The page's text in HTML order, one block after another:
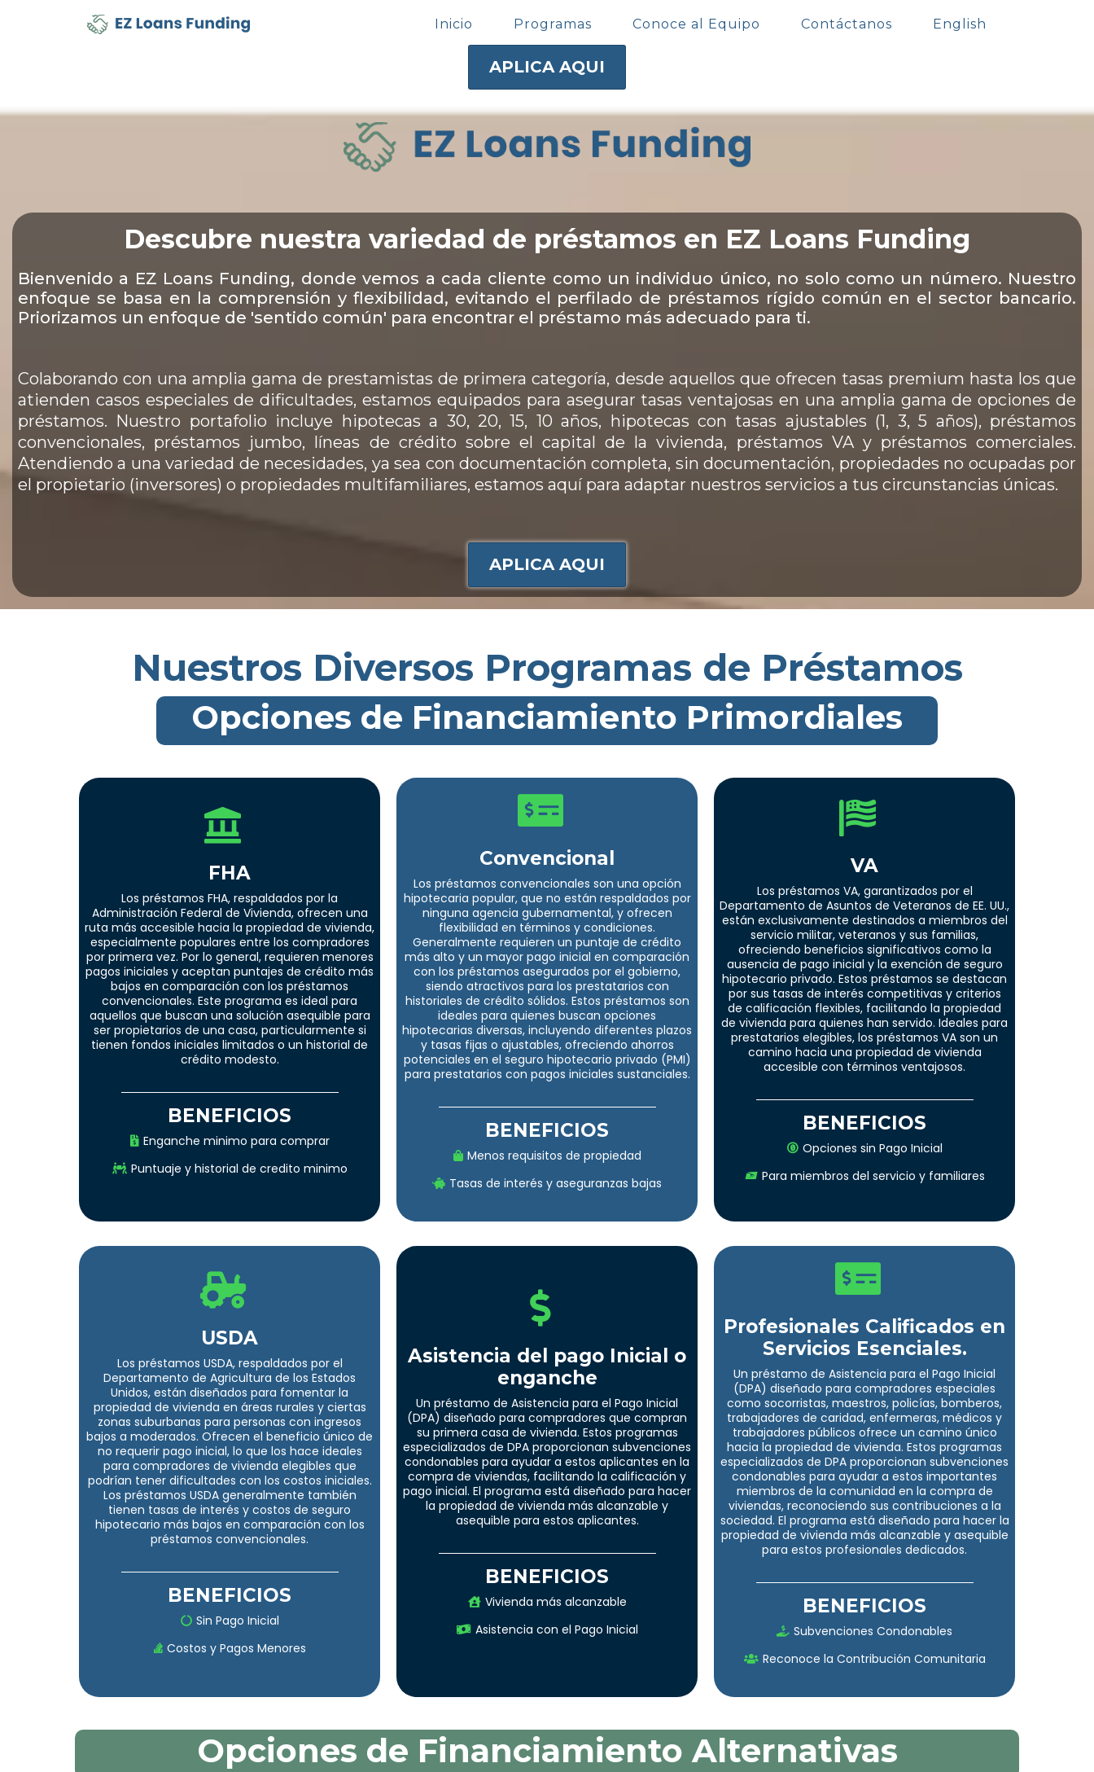
Inicio Programas Conoce al Equipo Contáctanos English
APLICA AQUI
Descubre nuestra variedad de préstamos en EZ Loans Funding
Bienvenido a EZ Loans Funding, donde vemos a cada cliente como un individuo único, no solo como un número. Nuestro
enfoque se basa en la comprensión y flexibilidad, evitando el perfilado de préstamos rígido común en el sector bancario.
Priorizamos un enfoque de 'sentido común' para encontrar el préstamo más adecuado para ti.
Colaborando con una amplia gama de prestamistas de primera categoría, desde aquellos que ofrecen tasas premium hasta los que
atienden casos especiales de dificultades, estamos equipados para asegurar tasas ventajosas en una amplia gama de opciones de
préstamos. Nuestro portafolio incluye hipotecas a 30, 20, 15, 10 años, hipotecas con tasas ajustables (1, 3, 5 años), préstamos
convencionales, préstamos jumbo, líneas de crédito sobre el capital de la vivienda, préstamos VA y préstamos comerciales.
Atendiendo a una variedad de necesidades, ya sea con documentación completa, sin documentación, propiedades no ocupadas por
el propietario (inversores) o propiedades multifamiliares, estamos aquí para adaptar nuestros servicios a tus circunstancias únicas.
APLICA AQUI
Nuestros Diversos Programas de Préstamos
Opciones de Financiamiento Primordiales
FHA
Los préstamos FHA, respaldados por la
Administración Federal de Vivienda, ofrecen una
ruta más accesible hacia la propiedad de vivienda,
especialmente populares entre los compradores
por primera vez. Por lo general, requieren menores
pagos iniciales y aceptan puntajes de crédito más
bajos en comparación con los préstamos
convencionales. Este programa es ideal para
aquellos que buscan una solución asequible para
ser propietarios de una casa, particularmente si
tienen fondos iniciales limitados o un historial de
crédito modesto.
BENEFICIOS
Enganche minimo para comprar
Puntuaje y historial de credito minimo
Convencional
Los préstamos convencionales son una opción
hipotecaria popular, que no están respaldados por
ninguna agencia gubernamental, y ofrecen
flexibilidad en términos y condiciones.
Generalmente requieren un puntaje de crédito
más alto y un mayor pago inicial en comparación
con los préstamos asegurados por el gobierno,
siendo atractivos para los prestatarios con
historiales de crédito sólidos. Estos préstamos son
ideales para quienes buscan opciones
hipotecarias diversas, incluyendo diferentes plazos
y tasas fijas o ajustables, ofreciendo ahorros
potenciales en el seguro hipotecario privado (PMI)
para prestatarios con pagos iniciales sustanciales.
BENEFICIOS
Menos requisitos de propiedad
Tasas de interés y aseguranzas bajas
VA
Los préstamos VA, garantizados por el
Departamento de Asuntos de Veteranos de EE. UU.,
están exclusivamente destinados a miembros del
servicio militar, veteranos y sus familias,
ofreciendo beneficios significativos como la
ausencia de pago inicial y la exención de seguro
hipotecario privado. Estos préstamos se destacan
por sus tasas de interés competitivas y criterios
de calificación flexibles, facilitando la propiedad
de vivienda para quienes han servido. Ideales para
prestatarios elegibles, los préstamos VA son un
camino hacia una propiedad de vivienda
accesible con términos ventajosos.
BENEFICIOS
Opciones sin Pago Inicial
Para miembros del servicio y familiares
USDA
Los préstamos USDA, respaldados por el
Departamento de Agricultura de los Estados
Unidos, están diseñados para fomentar la
propiedad de vivienda en áreas rurales y ciertas
zonas suburbanas para personas con ingresos
bajos a moderados. Ofrecen el beneficio único de
no requerir pago inicial, lo que los hace ideales
para compradores de vivienda elegibles que
podrían tener dificultades con los costos iniciales.
Los préstamos USDA generalmente también
tienen tasas de interés y costos de seguro
hipotecario más bajos en comparación con los
préstamos convencionales.
BENEFICIOS
Sin Pago Inicial
Costos y Pagos Menores
Asistencia del pago Inicial o
enganche
Un préstamo de Asistencia para el Pago Inicial
(DPA) diseñado para compradores que compran
su primera casa de vivienda. Estos programas
especializados de DPA proporcionan subvenciones
condonables para ayudar a estos aplicantes en la
compra de viviendas, facilitando la calificación y
pago inicial. El programa está diseñado para hacer
la propiedad de vivienda más alcanzable y
asequible para estos aplicantes.
BENEFICIOS
Vivienda más alcanzable
Asistencia con el Pago Inicial
Profesionales Calificados en
Servicios Esenciales.
Un préstamo de Asistencia para el Pago Inicial
(DPA) diseñado para compradores especiales
como socorristas, maestros, policías, bomberos,
trabajadores de caridad, enfermeras, médicos y
trabajadores públicos ofrece un camino único
hacia la propiedad de vivienda. Estos programas
especializados de DPA proporcionan subvenciones
condonables para ayudar a estos importantes
miembros de la comunidad en la compra de
viviendas, reconociendo sus contribuciones a la
sociedad. El programa está diseñado para hacer la
propiedad de vivienda más alcanzable y asequible
para estos profesionales dedicados.
BENEFICIOS
Subvenciones Condonables
Reconoce la Contribución Comunitaria
Opciones de Financiamiento Alternativas